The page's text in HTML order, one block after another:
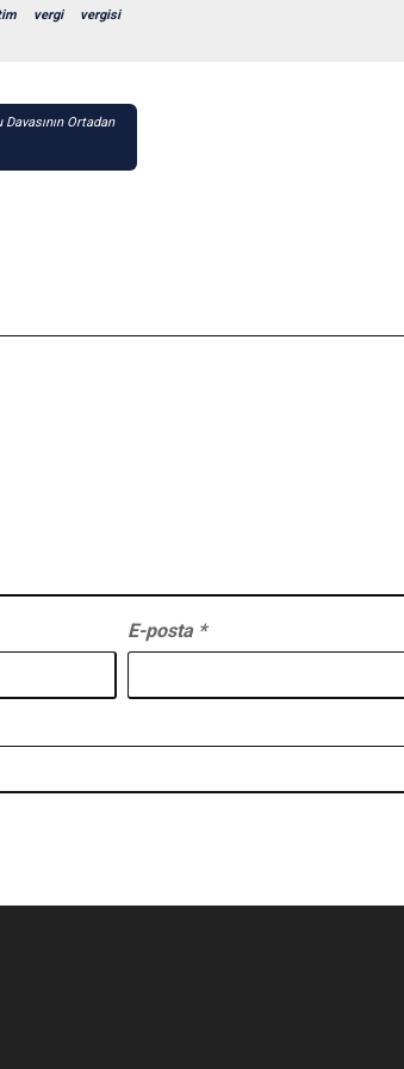
vergi vergisi
Ortadan
E-posta *